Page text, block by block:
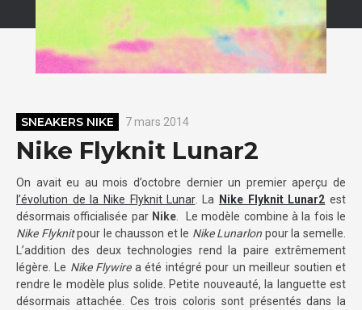
SNEAKERS NIKE 7 mars 2014
Nike Flyknit Lunar2
On avait eu au mois d’octobre dernier un premier aperçu de
l’évolution de la Nike Flyknit Lunar. La Nike Flyknit Lunar2 est
désormais officialisée par Nike . Le modèle combine à la fois le
Nike Flyknitpour le chausson et le Nike Lunarlon pour la semelle.
L’addition des deux technologies rend la paire extrêmement
légère. Le Nike Flywirea été intégré pour un meilleur soutien et
rendre le modèle plus solide. Petite nouveauté, la languette est
désormais attachée. Ces trois coloris sont présentés dans la